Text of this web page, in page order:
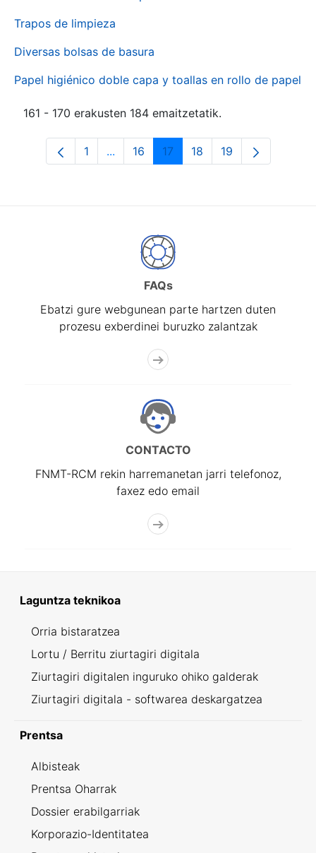
Trapos de limpieza
Diversas bolsas de basura
Papel higiénico doble capa y toallas en rollo de papel
161 - 170 erakusten 184 emaitzetatik.
Orrialdea
1 ...Intermediate Pages Use TAB to
Orrialdea
16 Orrialdea
17 Orrialdea
18 Orrialdea
19
FAQs
Ebatzi gure webgunean parte hartzen duten
prozesu exberdinei buruzko zalantzak
CONTACTO
FNMT-RCM rekin harremanetan jarri telefonoz,
faxez edo email
Laguntza teknikoa
Orria bistaratzea
Lortu / Berritu ziurtagiri digitala
Ziurtagiri digitalen inguruko ohiko galderak
Ziurtagiri digitala - softwarea deskargatzea
Prentsa
Albisteak
Prentsa Oharrak
Dossier erabilgarriak
Korporazio-Identitatea